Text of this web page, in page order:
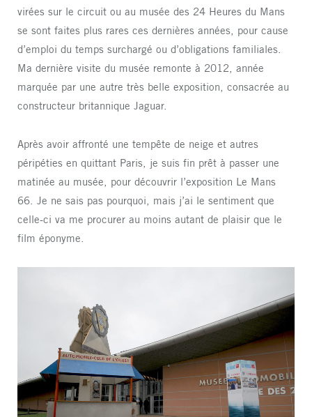
virées sur le circuit ou au musée des 24 Heures du Mans
se sont faites plus rares ces dernières années, pour cause
d’emploi du temps surchargé ou d’obligations familiales.
Ma dernière visite du musée remonte à 2012, année
marquée par une autre très belle exposition, consacrée au
constructeur britannique Jaguar.
Après avoir affronté une tempête de neige et autres
péripéties en quittant Paris, je suis fin prêt à passer une
matinée au musée, pour découvrir l’exposition Le Mans
66. Je ne sais pas pourquoi, mais j’ai le sentiment que
celle-ci va me procurer au moins autant de plaisir que le
film éponyme.